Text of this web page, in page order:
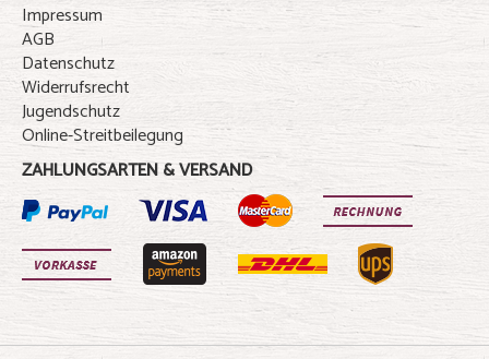
Impressum
AGB
Datenschutz
Widerrufsrecht
Jugendschutz
Online-Streitbeilegung
ZAHLUNGSARTEN & VERSAND